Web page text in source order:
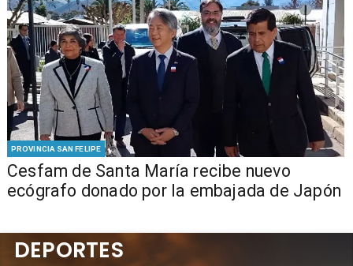
PROVINCIA SAN FELIPE
Cesfam de Santa María recibe nuevo
ecógrafo donado por la embajada de Japón
DEPORTES